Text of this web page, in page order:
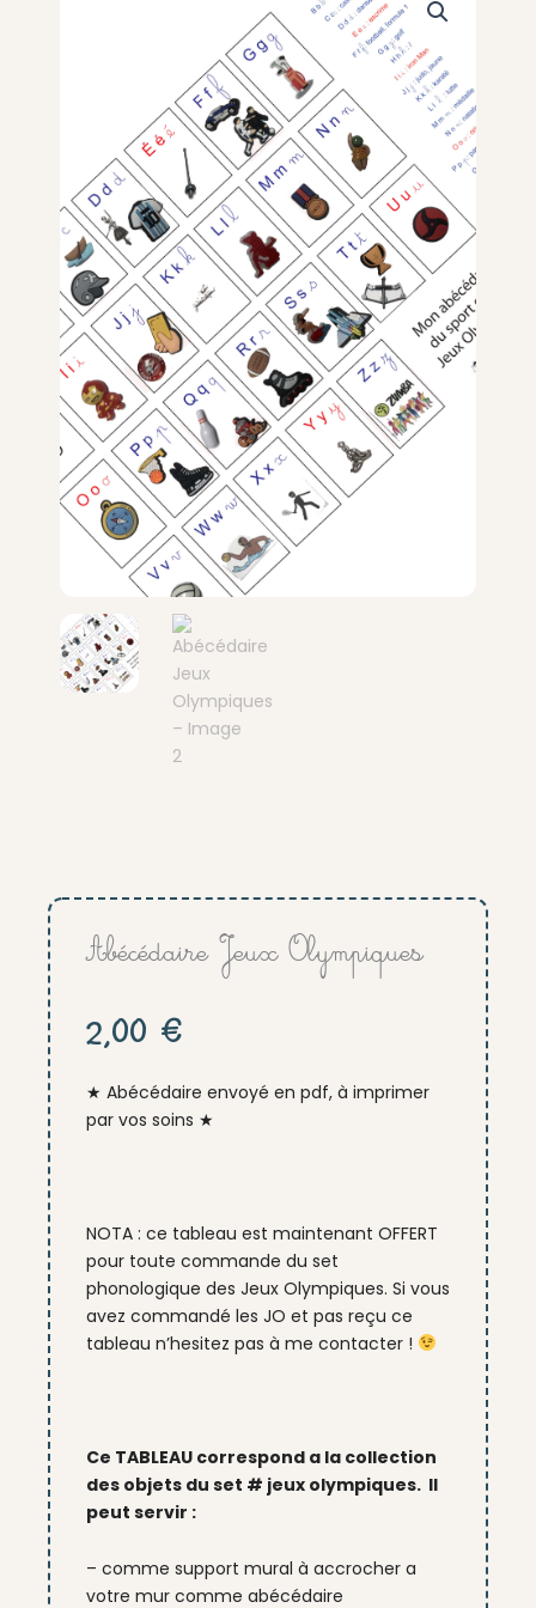
Abécédaire Jeux Olympiques
2,00 €
★ Abécédaire envoyé en pdf, à imprimer
par vos soins ★
NOTA : ce tableau est maintenant OFFERT
pour toute commande du set
phonologique des Jeux Olympiques. Si vous
avez commandé les JO et pas reçu ce
tableau n’hesitez pas à me contacter !
Ce TABLEAU correspond a la collection
des objets du set # jeux olympiques. Il
peut servir :
– comme support mural à accrocher a
votre mur comme abécédaire